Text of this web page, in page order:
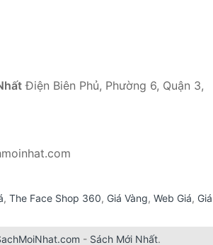
Điện Biên Phủ, Phường 6, Quận 3,
, The Face Shop 360, Giá Vàng, Web Giá, Giá
- Sách Mới Nhất.